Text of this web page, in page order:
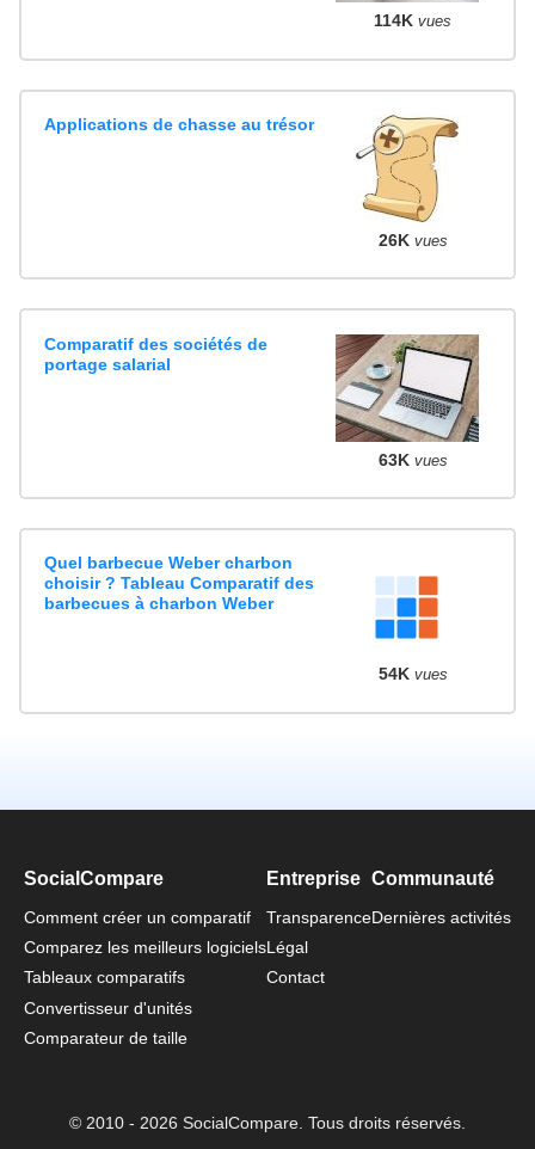
114K vues
Applications de chasse au trésor
26K vues
Comparatif des sociétés de
portage salarial
63K vues
Quel barbecue Weber charbon
choisir ? Tableau Comparatif des
barbecues à charbon Weber
54K vues
SocialCompare
Comment créer un comparatif
Comparez les meilleurs logiciels
Tableaux comparatifs
Convertisseur d'unités
Comparateur de taille
Entreprise
Transparence
Légal
Contact
Communauté
Dernières activités
© 2010 - 2026 SocialCompare. Tous droits réservés.